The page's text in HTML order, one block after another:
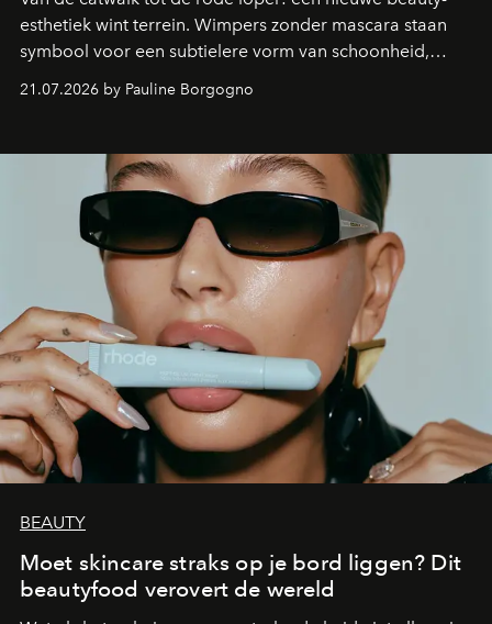
esthetiek wint terrein. Wimpers zonder mascara staan
symbool voor een subtielere vorm van schoonheid,
aan make-up.
21.07.2026 by Pauline Borgogno
BEAUTY
Moet skincare straks op je bord liggen? Dit
beautyfood verovert de wereld